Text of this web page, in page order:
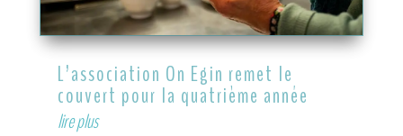
L’association On Egin remet le
couvert pour la quatrième année
lire plus